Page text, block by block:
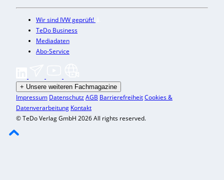
Wir sind IVW geprüft!
TeDo Business
Mediadaten
Abo-Service
+ Unsere weiteren Fachmagazine
Impressum DatenschutzAGB BarrierefreiheitCookies &
Datenverarbeitung Kontakt
© TeDo Verlag GmbH 2026 All rights reserved.